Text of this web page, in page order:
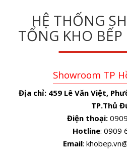
HỆ THỐNG
TỔNG KHO
Showroom TP
Địa chỉ: 459 Lê Văn Việt,
TP.Thủ
Điện thoại:
Hotline: 0909
Email: